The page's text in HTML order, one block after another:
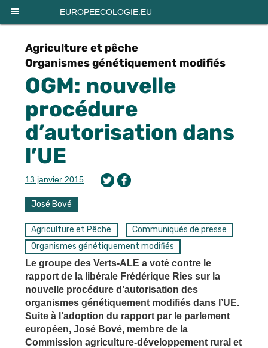
EUROPEECOLOGIE.EU
Agriculture et pêche
Organismes génétiquement modifiés
OGM: nouvelle
procédure
d’autorisation dans
l’UE
13 janvier 2015
José Bové
Agriculture et Pêche
Communiqués de presse
Organismes génétiquement modifiés
Le groupe des Verts-ALE a voté contre le
rapport de la libérale Frédérique Ries sur la
nouvelle procédure d’autorisation des
organismes génétiquement modifiés dans l’UE.
Suite à l’adoption du rapport par le parlement
européen, José Bové, membre de la
Commission agriculture-développement rural et